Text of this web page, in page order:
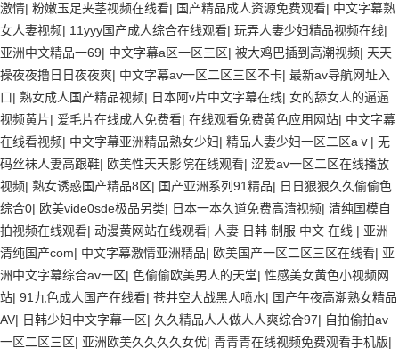
激情| 粉嫩玉足夹茎视频在线看| 国产精品成人资源免费观看| 中文字幕熟
女人妻视频| 11yyy国产成人综合在线观看| 玩弄人妻少妇精品视频在线|
亚洲中文精品一69| 中文字幕a区一区三区| 被大鸡巴插到高潮视频| 天天
操夜夜撸日日夜夜爽| 中文字幕av一区二区三区不卡| 最新av导航网址入
口| 熟女成人国产精品视频| 日本阿v片中文字幕在线| 女的舔女人的逼逼
视频黄片| 爱毛片在线成人免费看| 在线观看免费黄色应用网站| 中文字幕
在线看视频| 中文字幕亚洲精品熟女少妇| 精品人妻少妇一区二区aⅴ | 无
码丝袜人妻高跟鞋| 欧美性天天影院在线观看| 涩爱av一区二区在线播放
视频| 熟女诱惑国产精品8区| 国产亚洲系列91精品| 日日狠狠久久偷偷色
综合0| 欧美vide0sde极品另类| 日本一本久道免费高清视频| 清纯国模自
拍视频在线观看| 动漫黄网站在线观看| 人妻 日韩 制服 中文 在线 | 亚洲
清纯国产com| 中文字幕激情亚洲精品| 欧美国产一区二区三区在线看| 亚
洲中文字幕综合av一区| 色偷偷欧美男人的天堂| 性感美女黄色小视频网
站| 91九色成人国产在线看| 苍井空大战黑人喷水| 国产午夜高潮熟女精品
AV| 日韩少妇中文字幕一区| 久久精品人人做人人爽综合97| 自拍偷拍av
一区二区三区| 亚洲欧美久久久久女优| 青青青在线视频免费观看手机版|